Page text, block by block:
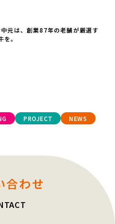
元は、創業87年の老舗が厳選す
。
PROJECT NEWS
合わせ